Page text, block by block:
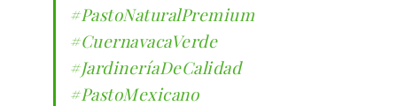
#PastoNaturalPremium
#CuernavacaVerde
#JardineríaDeCalidad
#PastoMexicano